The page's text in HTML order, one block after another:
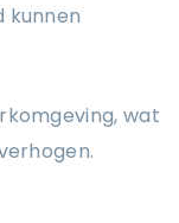
kunnen
wat